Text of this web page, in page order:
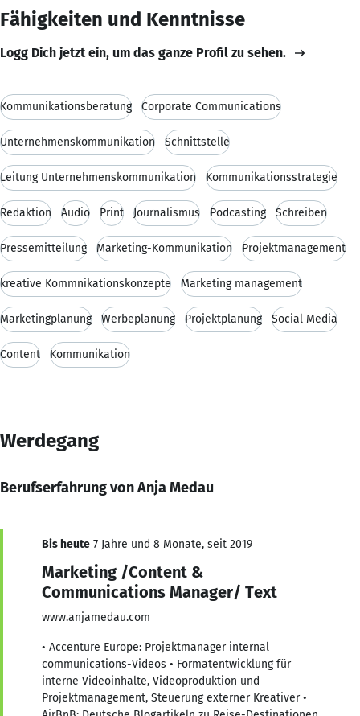
Fähigkeiten und Kenntnisse
Logg Dich jetzt ein, um das ganze Profil zu sehen.
Kommunikationsberatung Corporate Communications
Unternehmenskommunikation Schnittstelle
Leitung Unternehmenskommunikation Kommunikationsstrategie
Redaktion Audio Print Journalismus Podcasting Schreiben
Pressemitteilung Marketing-Kommunikation Projektmanagement
kreative Kommnikationskonzepte Marketing management
Marketingplanung Werbeplanung Projektplanung Social Media
Content Kommunikation
Werdegang
Berufserfahrung von Anja Medau
Bis heute 7 Jahre und 8 Monate, seit 2019
Marketing /Content &
Communications Manager/ Text
www.anjamedau.com
• Accenture Europe: Projektmanager internal
communications-Videos • Formatentwicklung für
interne Videoinhalte, Videoproduktion und
Projektmanagement, Steuerung externer Kreativer •